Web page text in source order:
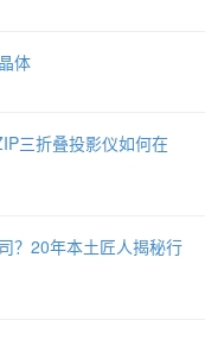
体
三折叠投影仪如何在
？20年本土匠人揭秘行